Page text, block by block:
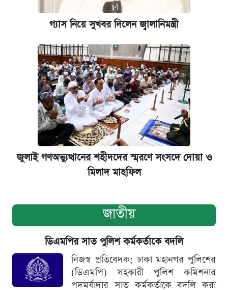
গ্যাস নিয়ে সুখবর দিলেন জ্বালানিমন্ত্রী
জুলাই গণঅভ্যুত্থানের শহীদদের স্মরণে সংসদে দোয়া ও
মিলাদ মাহফিল
জাতীয়
ডিএমপির সাত পুলিশ কর্মকর্তাকে বদলি
নিজস্ব প্রতিবেদক: ঢাকা মহানগর পুলিশের
(ডিএমপি) সহকারী পুলিশ কমিশনার
পদমর্যাদার সাত কর্মকর্তাকে বদলি করা